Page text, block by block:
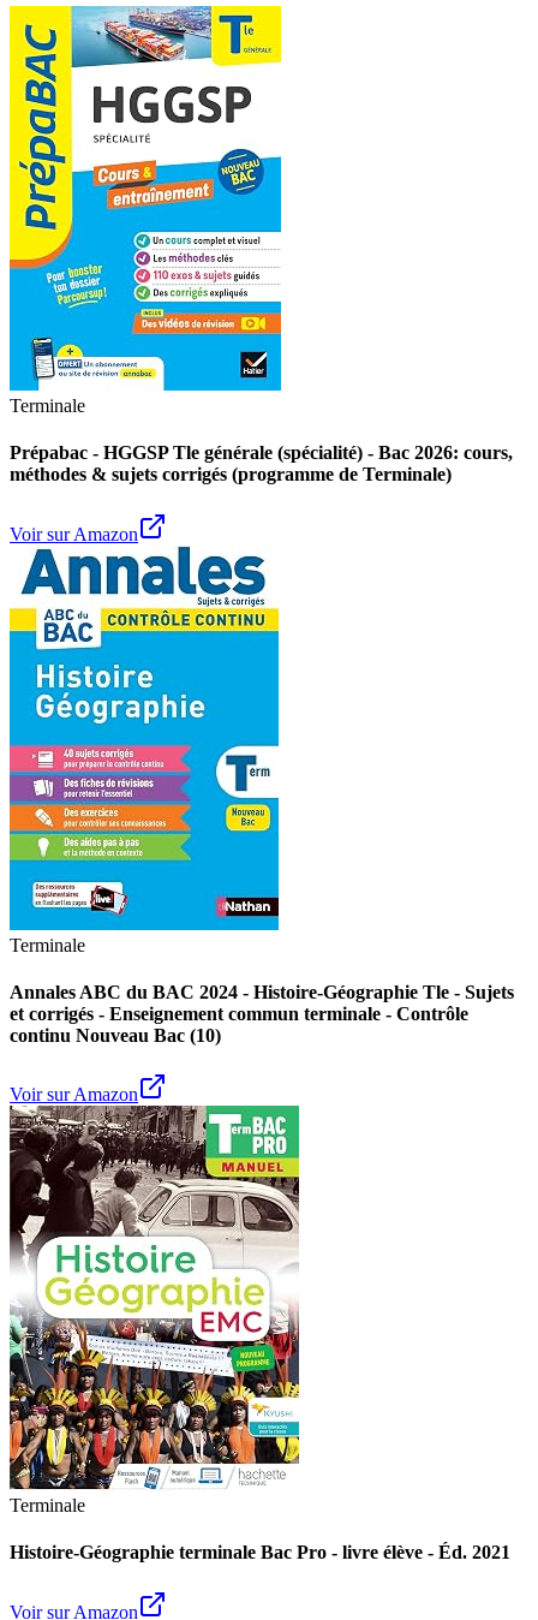
Terminale
Prépabac - HGGSP Tle générale (spécialité) - Bac 2026: cours,
méthodes & sujets corrigés (programme de Terminale)
Voir sur Amazon
Terminale
Annales ABC du BAC 2024 - Histoire-Géographie Tle - Sujets
et corrigés - Enseignement commun terminale - Contrôle
continu Nouveau Bac (10)
Voir sur Amazon
Terminale
Histoire-Géographie terminale Bac Pro - livre élève - Éd. 2021
Voir sur Amazon